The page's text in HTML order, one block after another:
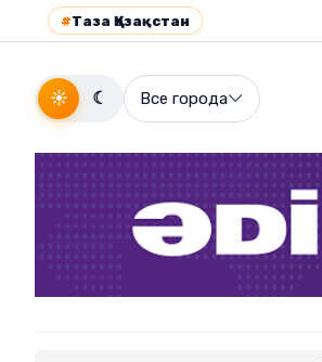
#Таза Қазақстан
☀ ☾ Все города